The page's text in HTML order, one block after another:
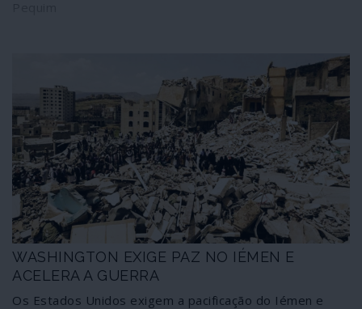
WASHINGTON EXIGE PAZ NO IÉMEN E
ACELERA A GUERRA
Os Estados Unidos exigem a pacificação do Iémen e